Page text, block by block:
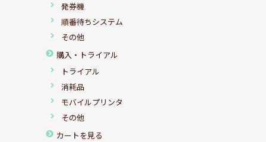
発券機
順番待ちシステム
その他
購入・トライアル
トライアル
消耗品
モバイルプリンタ
その他
カートを見る